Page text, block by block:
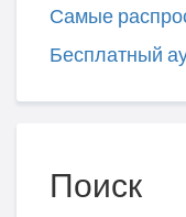
Самые
Бесплатный
Поиск